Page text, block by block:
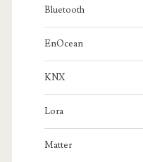
Bluetooth
EnOcean
KNX
Lora
Matter